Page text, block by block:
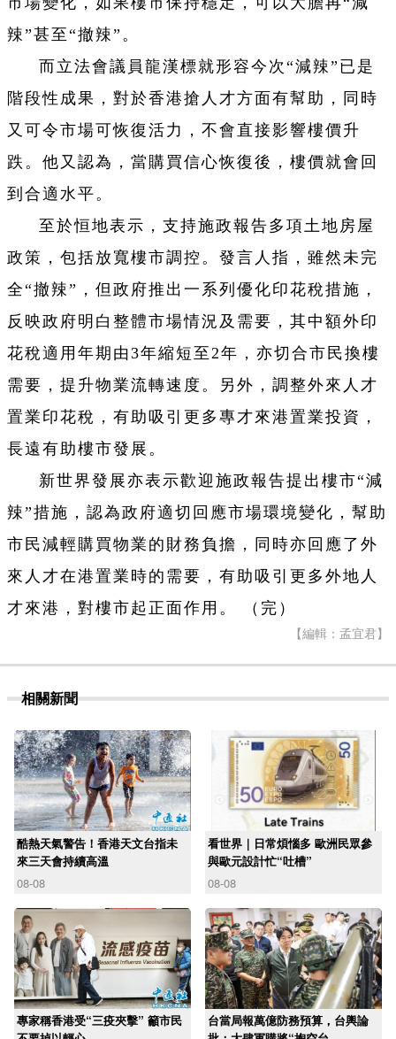
辣”甚至“撤辣”。
而立法會議員龍漢標就形容今次“減辣”已是
階段性成果，對於香港搶人才方面有幫助，同時
又可令市場可恢復活力，不會直接影響樓價升
跌。他又認為，當購買信心恢復後，樓價就會回
到合適水平。
至於恒地表示，支持施政報告多項土地房屋
政策，包括放寬樓市調控。發言人指，雖然未完
全“撤辣”，但政府推出一系列優化印花稅措施，
反映政府明白整體市場情況及需要，其中額外印
花稅適用年期由3年縮短至2年，亦切合市民換樓
需要，提升物業流轉速度。另外，調整外來人才
置業印花稅，有助吸引更多專才來港置業投資，
長遠有助樓市發展。
新世界發展亦表示歡迎施政報告提出樓市“減
辣”措施，認為政府適切回應市場環境變化，幫助
市民減輕購買物業的財務負擔，同時亦回應了外
來人才在港置業時的需要，有助吸引更多外地人
才來港，對樓市起正面作用。 （完）
【編輯：孟宜君】
相關新聞
酷熱天氣警告！香港天文台指未
來三天會持續高溫
08-08
看世界｜日常煩惱多 歐洲民眾參
與歐元設計忙“吐槽”
08-08
專家稱香港受“三疫夾擊” 籲市民
台當局報萬億防務預算，台輿論